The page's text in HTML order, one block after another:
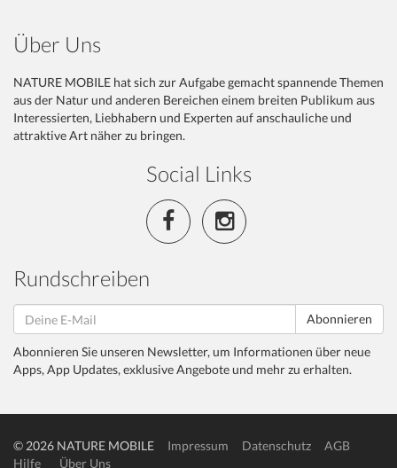
Über Uns
NATURE MOBILE hat sich zur Aufgabe gemacht spannende Themen
aus der Natur und anderen Bereichen einem breiten Publikum aus
Interessierten, Liebhabern und Experten auf anschauliche und
attraktive Art näher zu bringen.
Social Links
Rundschreiben
Abonnieren
Abonnieren Sie unseren Newsletter, um Informationen über neue
Apps, App Updates, exklusive Angebote und mehr zu erhalten.
© 2026 NATURE MOBILE Impressum Datenschutz
AGB
Hilfe
Über Uns